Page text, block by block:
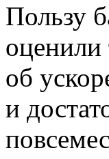
Пользу
оценили
об
и